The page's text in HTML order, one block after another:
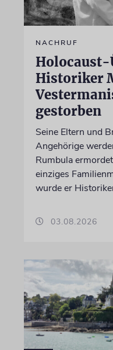
NACHRUF
Holocaust-
Historiker
gestorben
Seine Eltern und
Angehörige
Rumbula
einziges
wurde er
03.08.2026